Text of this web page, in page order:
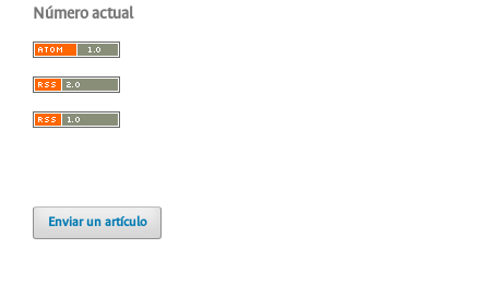
Número actual
Enviar un artículo